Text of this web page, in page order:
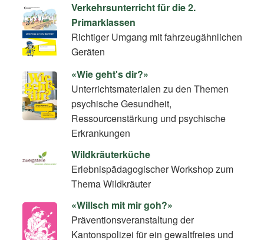
Verkehrsunterricht für die 2.
Primarklassen
Richtiger Umgang mit fahrzeugähnlichen
Geräten
«Wie geht's dir?»
Unterrichtsmaterialen zu den Themen
psychische Gesundheit,
Ressourcenstärkung und psychische
Erkrankungen
Wildkräuterküche
Erlebnispädagogischer Workshop zum
Thema Wildkräuter
«Willsch mit mir goh?»
Präventionsveranstaltung der
Kantonspolizei für ein gewaltfreies und